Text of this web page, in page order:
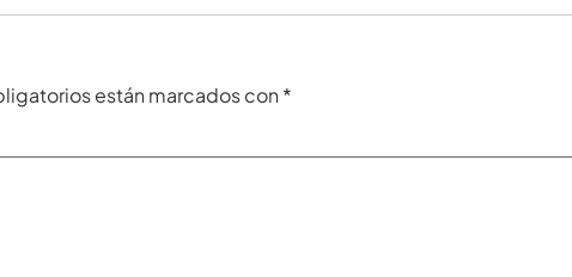
están marcados con *